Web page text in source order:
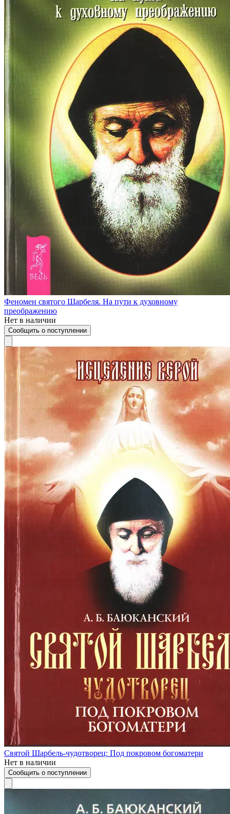
Феномен святого Шарбеля. На пути к духовному
преображению
Нет в наличии
Сообщить о поступлении
Святой Шарбель-чудотворец: Под покровом богоматери
Нет в наличии
Сообщить о поступлении